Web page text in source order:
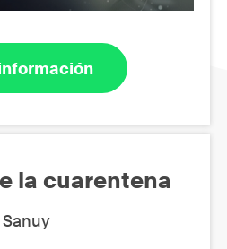
la cuarentena